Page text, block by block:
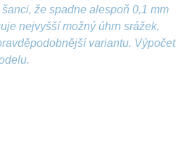
že spadne alespoň 0,1 mm
nejvyšší možný úhrn srážek,
variantu. Výpočet